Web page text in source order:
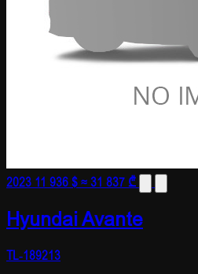
2023 11 936 $≈ 31 837 ₾
Hyundai Avante
TL-189213